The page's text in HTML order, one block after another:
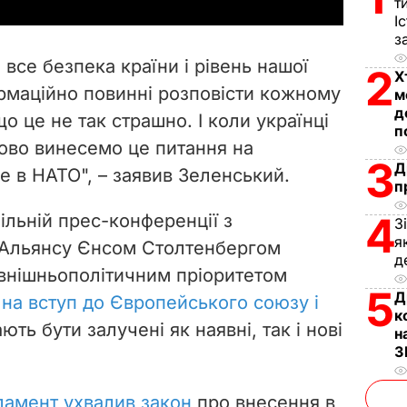
i
d
e
o
безпека країни і рівень нашої
повинні розповісти кожному
не так страшно. І коли українці
винесемо це питання на
в НАТО", – заявив Зеленський.
прес-конференції з
Єнсом Столтенбергом
пріоритетом
вступ до Європейського союзу і
бути залучені як наявні, так і нові
ухвалив закон про внесення в
2
3
4
5